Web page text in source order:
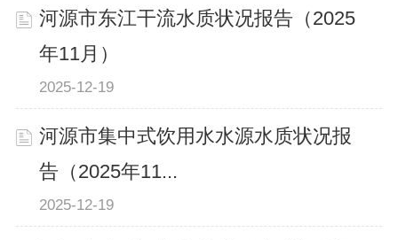
河源市东江干流水质状况报告（2025
年11月）
2025-12-19
河源市集中式饮用水水源水质状况报
告（2025年11...
2025-12-19